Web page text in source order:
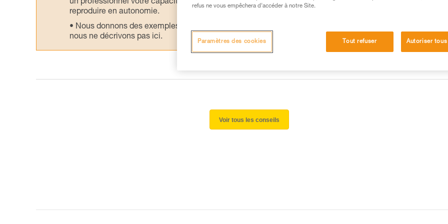
un professionnel votre capacité à refaire la manipulation, seul, en toute sécurité, avant de la
reproduire en autonomie.
Nous donnons des exemples de techniques liées à votre activité. Il peut en exister d’autres que
nous ne décrivons pas ici.
Voir tous les conseils
refus ne vous empêchera d’accéder à notre Site.
Tout refuser Autoriser
Paramètres des cookies